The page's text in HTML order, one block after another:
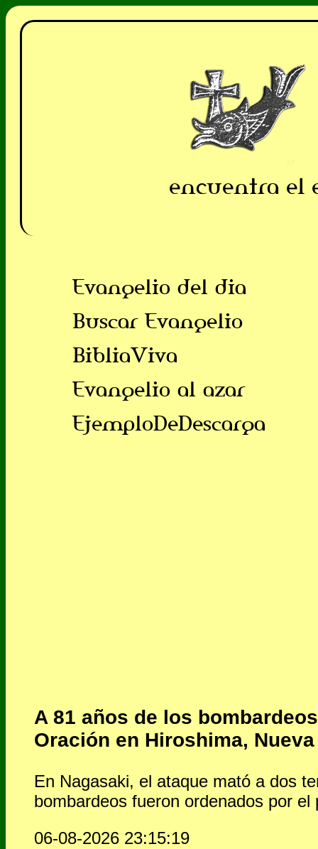
encuentra el
Evangelio del dia
Buscar Evangelio
BibliaViva
Evangelio al azar
EjemploDeDescarga
A 81 años de los
Oración en Hiroshima,
En Nagasaki, el ataque mató a dos
bombardeos fueron ordenados por
06-08-2026 23:15:19